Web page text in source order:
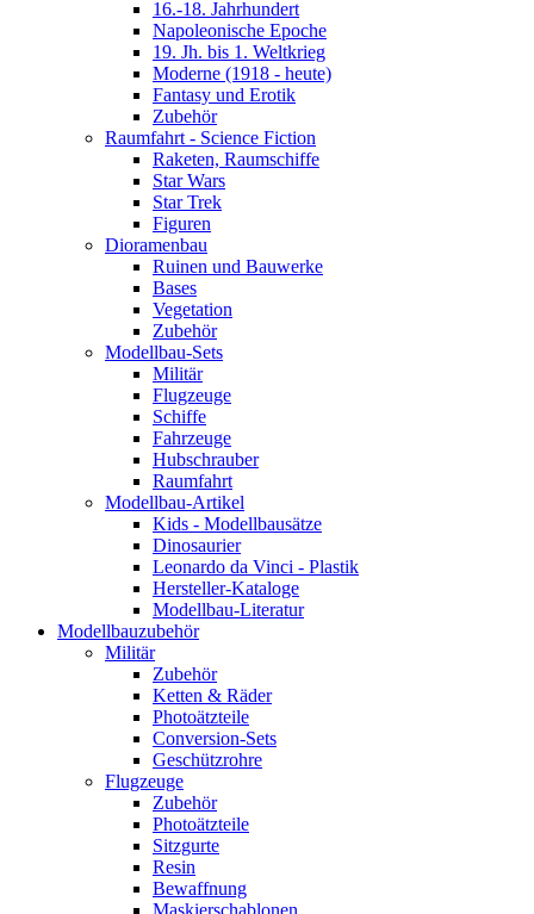
16.-18. Jahrhundert
Napoleonische Epoche
19. Jh. bis 1. Weltkrieg
Moderne (1918 - heute)
Fantasy und Erotik
Zubehör
Raumfahrt - Science Fiction
Raketen, Raumschiffe
Star Wars
Star Trek
Figuren
Dioramenbau
Ruinen und Bauwerke
Bases
Vegetation
Zubehör
Modellbau-Sets
Militär
Flugzeuge
Schiffe
Fahrzeuge
Hubschrauber
Raumfahrt
Modellbau-Artikel
Kids - Modellbausätze
Dinosaurier
Leonardo da Vinci - Plastik
Hersteller-Kataloge
Modellbau-Literatur
Modellbauzubehör
Militär
Zubehör
Ketten & Räder
Photoätzteile
Conversion-Sets
Geschützrohre
Flugzeuge
Zubehör
Photoätzteile
Sitzgurte
Resin
Bewaffnung
Maskierschablonen